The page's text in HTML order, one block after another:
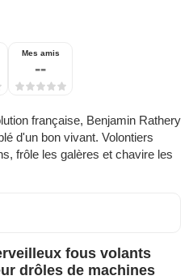
Mes amis
--
française, Benjamin Rathery
d'un bon vivant. Volontiers
frôle les galères et chavire les
fous volants
drôles de machines